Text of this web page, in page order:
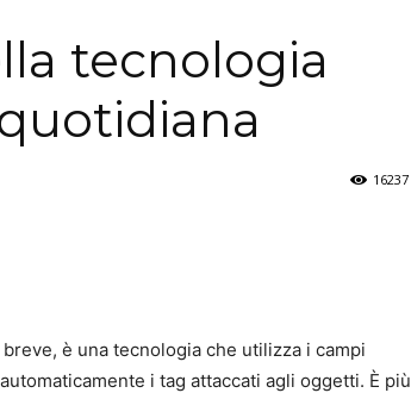
tecnologia
16237
è una tecnologia che utilizza i campi
i tag attaccati agli oggetti. È più